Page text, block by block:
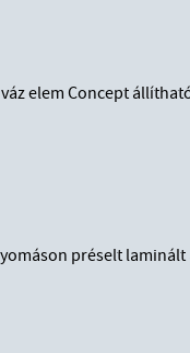
elem Concept
préselt